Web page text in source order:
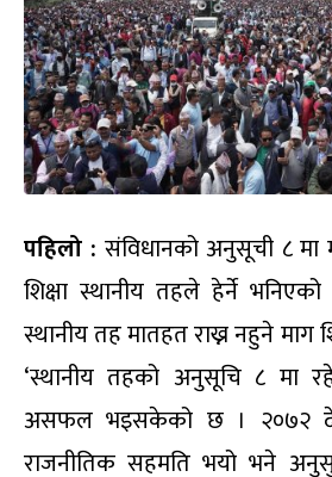
पहिलो : संविधानको अनुसूची ८ मा
शिक्षा स्थानीय तहले हेर्ने
स्थानीय तह मातहत राख्न नहुने माग
‘स्थानीय तहको अनुसूचि ८ मा
असफल भइसकेको छ । २०७२
राजनीतिक सहमति भयो भने